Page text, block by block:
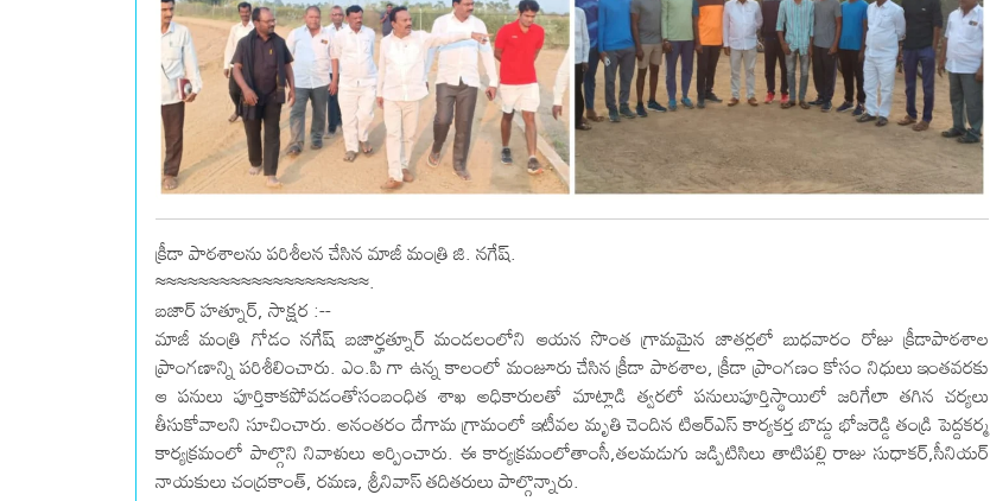
క్రీడా పాఠశాలను పరిశీలన చేసిన మాజీ మంత్రి జి. నగేష్.
≈≈≈≈≈≈≈≈≈≈≈≈≈≈≈≈≈≈≈≈.
బజార్ హత్నూర్, సాక్షర :--
మాజీ మంత్రి గోడం నగేష్ బజార్హత్నూర్ మండలంలోని ఆయన సొంత గ్రామమైన జాతర్లలో బుధవారం రోజు క్రీడాపాఠశాల
ప్రాంగణాన్ని పరిశీలించారు. ఎం.పి గా ఉన్న కాలంలో మంజూరు చేసిన క్రీడా పాఠశాల, క్రీడా ప్రాంగణం కోసం నిధులు ఇంతవరకు
ఆ పనులు పూర్తికాకపోవడంతోసంబంధిత శాఖ అధికారులతో మాట్లాడి త్వరలో పనులుపూర్తిస్థాయిలో జరిగేలా తగిన చర్యలు
తీసుకోవాలని సూచించారు. అనంతరం దేగామ గ్రామంలో ఇటీవల మృతి చెందిన టిఆర్ఎస్ కార్యకర్త బొడ్డు భోజరెడ్డి తండ్రి పెద్దకర్మ
కార్యక్రమంలో పాల్గొని నివాళులు అర్పించారు. ఈ కార్యక్రమంలోతాంసీ,తలమడుగు జడ్పిటిసిలు తాటిపల్లి రాజు సుధాకర్,సీనియర్
నాయకులు చంద్రకాంత్, రమణ, శ్రీనివాస్ తదితరులు పాల్గొన్నారు.